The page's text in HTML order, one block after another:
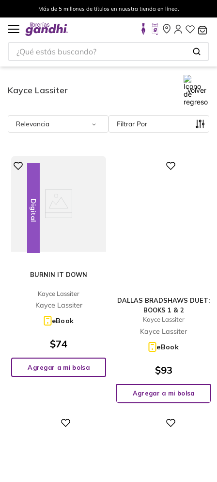
Más de 5 millones de títulos en nuestra tienda en línea.
¿Qué estás buscando?
Kayce Lassiter Volver
Relevancia Filtrar
Digital
BURNIN IT DOWN
Kayce Lassiter
Kayce Lassiter
eBook
$74
Agregar a mi bolsa
DALLAS BRADSHAWS DUET:
BOOKS 1 & 2
Kayce Lassiter
Kayce Lassiter
eBook
$93
Agregar a mi bolsa